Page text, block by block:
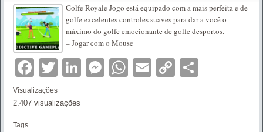
Golfe Royale Jogo está equipado com a mais perfeita e de
golfe excelentes controles suaves para dar a você o
máximo do golfe emocionante de golfe desportos.
– Jogar com o Mouse
Facebook
TwitterLinkedIn
Messenger
WhatsApp
EmailCopy
Visualizações
2.407 visualizações
Tags